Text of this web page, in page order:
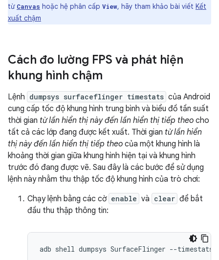
từ Canvas hoặc hệ phân cấp View, hãy tham khảo bài viết Kết
xuất chậm
Cách đo lường FPS và phát hiện
khung hình chậm
Lệnh dumpsys surfaceflinger timestats của Android
cung cấp tốc độ khung hình trung bình và biểu đồ tần suất
thời gian từ lần hiển thị này đến lần hiển thị tiếp theo cho
tất cả các lớp đang được kết xuất. Thời gian từ lần hiển
thị này đến lần hiển thị tiếp theo của một khung hình là
khoảng thời gian giữa khung hình hiện tại và khung hình
trước đó đang được vẽ. Sau đây là các bước để sử dụng
lệnh này nhằm thu thập tốc độ khung hình của trò chơi:
Chạy lệnh bằng các cờ enable và clear để bắt
đầu thu thập thông tin: